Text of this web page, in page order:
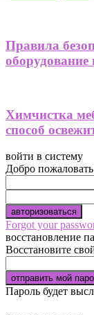
Правила
Химчистка
способ
войти в систему
Добро
Forgot your
восстановление
Восстановите
Пароль будет